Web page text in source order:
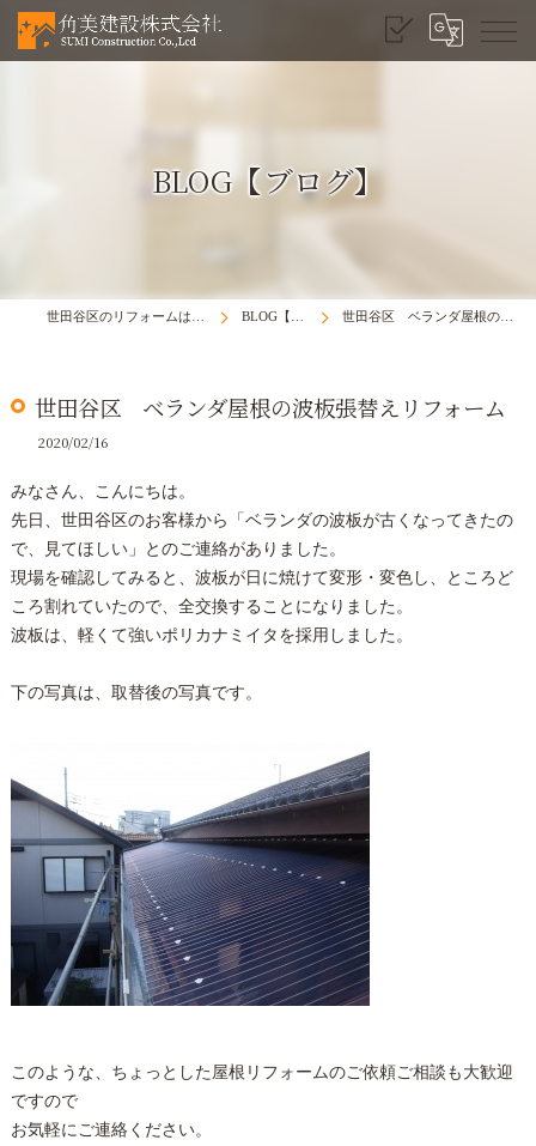
BLOG【ブログ】
BLOG【ブログ】 世田谷区 ベランダ屋根の波板張替えリフォーム
世田谷区 ベランダ屋根の波板張替えリフォーム
2020/02/16
みなさん、こんにちは。
先日、世田谷区のお客様から「ベランダの波板が古くなってきたの
で、見てほしい」とのご連絡がありました。
現場を確認してみると、波板が日に焼けて変形・変色し、ところど
ころ割れていたので、全交換することになりました。
波板は、軽くて強いポリカナミイタを採用しました。
下の写真は、取替後の写真です。
このような、ちょっとした屋根リフォームのご依頼ご相談も大歓迎
ですので
お気軽にご連絡ください。